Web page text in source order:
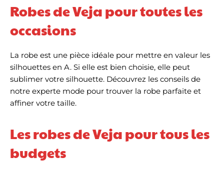
Robes de Veja pour toutes les
occasions
La robe est une pièce idéale pour mettre en valeur les
silhouettes en A. Si elle est bien choisie, elle peut
sublimer votre silhouette. Découvrez les conseils de
notre experte mode pour trouver la robe parfaite et
affiner votre taille.
Les robes de Veja pour tous les
budgets